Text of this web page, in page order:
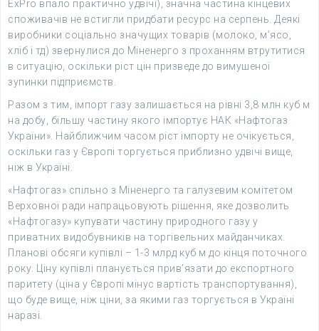
ExPro впало практично удвічі), значна частина кінцевих
споживачів не встигли придбати ресурс на серпень. Деякі
виробники соціально значущих товарів (молоко, м’ясо,
хліб і тд) звернулися до Міненерго з проханням втрутитися
в ситуацію, оскільки ріст цін призведе до вимушеної
зупинки підприємств.
Разом з тим, імпорт газу залишається на рівні 3,8 млн куб м
на добу, більшу частину якого імпортує НАК «Нафтогаз
України». Найближчим часом ріст імпорту не очікується,
оскільки газ у Європі торгується приблизно удвічі вище,
ніж в Україні.
«Нафтогаз» спільно з Міненерго та галузевим комітетом
Верховної ради напрацьовують рішення, яке дозволить
«Нафтогазу» купувати частину природного газу у
приватних видобувників на торгівельних майданчиках.
Планові обсяги купівлі – 1-3 млрд куб м до кінця поточного
року. Ціну купівлі планується прив’язати до експортного
паритету (ціна у Європі мінус вартість транспортування),
що буде вище, ніж ціни, за якими газ торгується в Україні
наразі.